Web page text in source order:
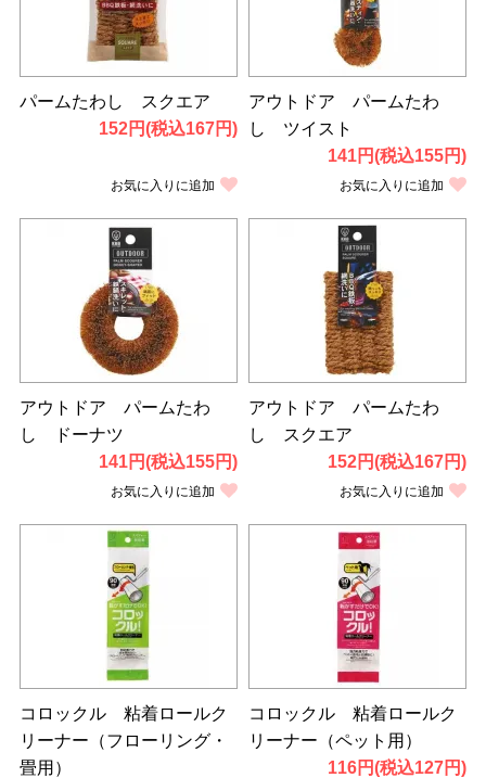
パームたわし スクエア
152円(税込167円)
お気に入りに追加
アウトドア パームたわ
し ツイスト
141円(税込155円)
お気に入りに追加
アウトドア パームたわ
し ドーナツ
141円(税込155円)
お気に入りに追加
アウトドア パームたわ
し スクエア
152円(税込167円)
お気に入りに追加
コロックル 粘着ロールク
リーナー（フローリング・
畳用）
コロックル 粘着ロールク
リーナー（ペット用）
116円(税込127円)